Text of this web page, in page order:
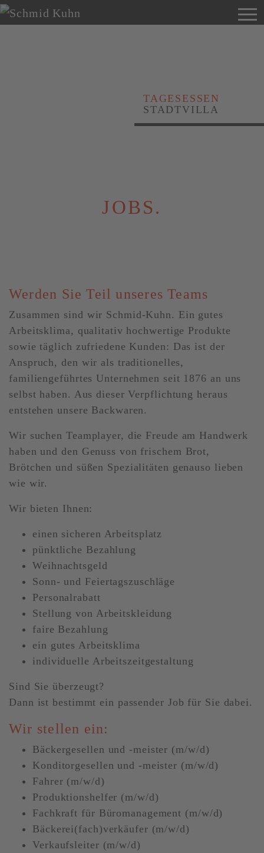
TAGESESSEN
STADTVILLA
JOBS.
Werden Sie Teil unseres Teams
Zusammen sind wir Schmid-Kuhn. Ein gutes
Arbeitsklima, qualitativ hochwertige Produkte
sowie täglich zufriedene Kunden: Das ist der
Anspruch, den wir als traditionelles,
familiengeführtes Unternehmen seit 1876 an uns
selbst haben. Aus dieser Verpflichtung heraus
entstehen unsere Backwaren.
Wir suchen Teamplayer, die Freude am Handwerk
haben und den Genuss von frischem Brot,
Brötchen und süßen Spezialitäten genauso lieben
wie wir.
Wir bieten Ihnen:
einen sicheren Arbeitsplatz
pünktliche Bezahlung
Weihnachtsgeld
Sonn- und Feiertagszuschläge
Personalrabatt
Stellung von Arbeitskleidung
faire Bezahlung
ein gutes Arbeitsklima
individuelle Arbeitszeitgestaltung
Sind Sie überzeugt?
Dann ist bestimmt ein passender Job für Sie dabei.
Wir stellen ein:
Bäckergesellen und -meister (m/w/d)
Konditorgesellen und -meister (m/w/d)
Fahrer (m/w/d)
Produktionshelfer (m/w/d)
Fachkraft für Büromanagement (m/w/d)
Bäckerei(fach)verkäufer (m/w/d)
Verkaufsleiter (m/w/d)